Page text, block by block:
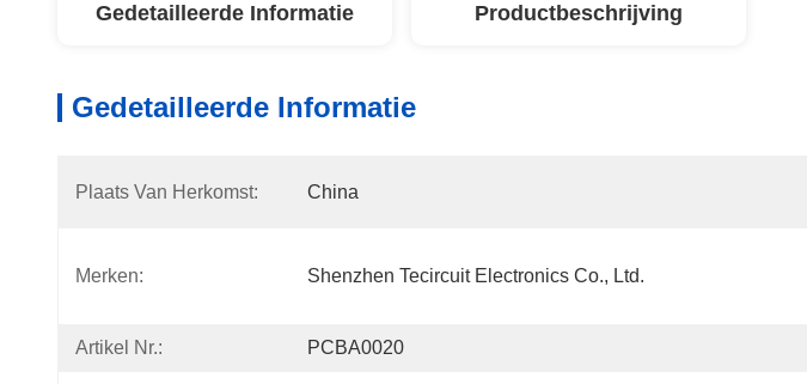
Gedetailleerde Informatie Productbeschrijving
Gedetailleerde Informatie
Plaats Van Herkomst: China
Merken: Shenzhen Tecircuit Electronics Co., Ltd.
Artikel Nr.: PCBA0020